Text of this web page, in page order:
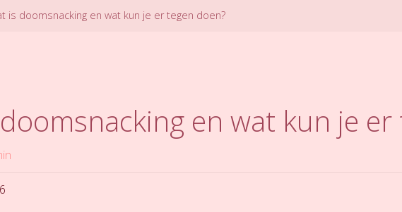
is doomsnacking en wat kun je er tegen doen?
en wat kun je er